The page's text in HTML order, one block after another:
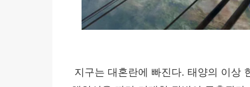
지구는 대혼란에 빠진다. 태양의 이상